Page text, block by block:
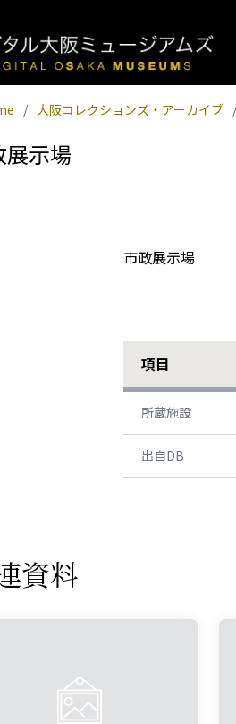
大阪コレクションズ・アーカイブ
展示場
市政展示場
項目
所蔵施設
出自DB
資料